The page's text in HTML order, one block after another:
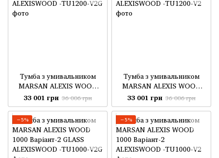
Тумба з умивальником
MARSAN ALEXIS WOOD
1200 Варіант-2 GLASS
33 001 грн 36 006 грн
Тумба з умивальником
MARSAN ALEXIS WOOD
1200 Варіант-2
33 001 грн 36 006 грн
−5% −5%